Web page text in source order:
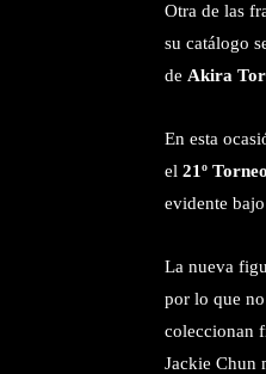
Otra de las
su catálogo
de Akira
En esta
el 21º
evidente bajo
La nueva
por lo que
coleccionan
Jackie Chun